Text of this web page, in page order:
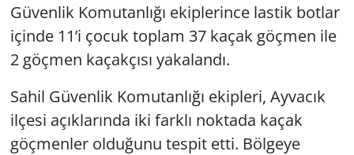
Güvenlik Komutanlığı ekiplerince lastik botlar
içinde 11’i çocuk toplam 37 kaçak göçmen ile
2 göçmen kaçakçısı yakalandı.
Sahil Güvenlik Komutanlığı ekipleri, Ayvacık
ilçesi açıklarında iki farklı noktada kaçak
göçmenler olduğunu tespit etti. Bölgeye